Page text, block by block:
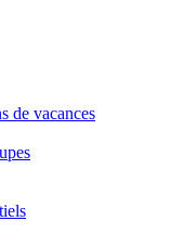
de vacances